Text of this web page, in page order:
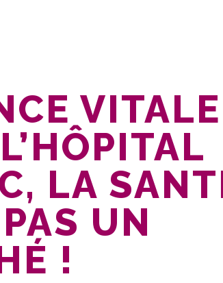
VITALE
LA
UN
!